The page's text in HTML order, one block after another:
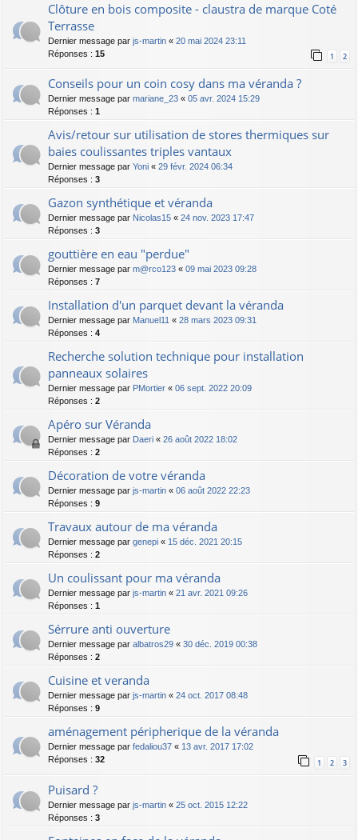
Clôture en bois composite - claustra de marque Coté
Terrasse
Dernier message par js-martin « 20 mai 2024 23:11
Réponses : 15 1 2
Conseils pour un coin cosy dans ma véranda ?
Dernier message par mariane_23 « 05 avr. 2024 15:29
Réponses : 1
Avis/retour sur utilisation de stores thermiques sur
baies coulissantes triples vantaux
Dernier message par Yoni « 29 févr. 2024 06:34
Réponses : 3
Gazon synthétique et véranda
Dernier message par Nicolas15 « 24 nov. 2023 17:47
Réponses : 3
gouttière en eau "perdue"
Dernier message par m@rco123 « 09 mai 2023 09:28
Réponses : 7
Installation d'un parquet devant la véranda
Dernier message par Manuel11 « 28 mars 2023 09:31
Réponses : 4
Recherche solution technique pour installation
panneaux solaires
Dernier message par PMortier « 06 sept. 2022 20:09
Réponses : 2
Apéro sur Véranda
Dernier message par Daeri « 26 août 2022 18:02
Réponses : 2
Décoration de votre véranda
Dernier message par js-martin « 06 août 2022 22:23
Réponses : 9
Travaux autour de ma véranda
Dernier message par genepi « 15 déc. 2021 20:15
Réponses : 2
Un coulissant pour ma véranda
Dernier message par js-martin « 21 avr. 2021 09:26
Réponses : 1
Sérrure anti ouverture
Dernier message par albatros29 « 30 déc. 2019 00:38
Réponses : 2
Cuisine et veranda
Dernier message par js-martin « 24 oct. 2017 08:48
Réponses : 9
aménagement péripherique de la véranda
Dernier message par fedaliou37 « 13 avr. 2017 17:02
Réponses : 32 1 2 3
Puisard ?
Dernier message par js-martin « 25 oct. 2015 12:22
Réponses : 3